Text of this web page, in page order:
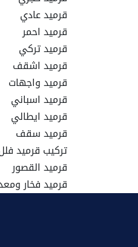
قرميد عادي
قرميد احمر
قرميد تركي
قرميد اشقف
قرميد واجهات
قرميد اسباني
قرميد ايطالي
قرميد سقف
تركيب قرميد
قرميد القصور
قرميد فخار